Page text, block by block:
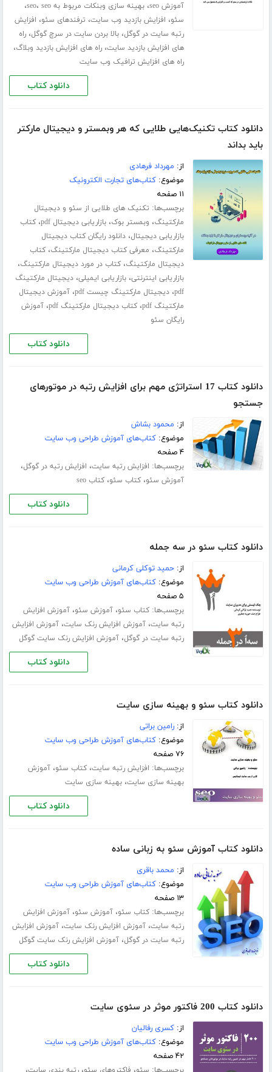
آموزش seo ،بهینه سازی وبنکات مربوط به seo ، seo ،
سئو، افزایش بازدید وب سایت، ترفندهای سئو، افزایش
رتبه سایت در گوگل،بالا بردن سایت در سرچ گوگل،راه
های افزایش بازدید سایت،راه های افزایش بازدید وبلاگ،
راه های افزایش ترافیک وب سایت
دانلود کتاب
دانلود کتاب تکنیک‌هایی طلایی که هر وبمستر و دیجیتال مارکتر
باید بداند
از: مهرداد فرهادی
موضوع:کتاب‌های تجارت الکترونیک
۱۱ صفحه
برچسب‌ها: تکنیک های طلایی از سئو و دیجیتال
مارکتینگ، وبمستر بوک،بازاریابی دیجیتال pdf ،کتاب
بازاریابی دیجیتال،دانلود رایگان کتاب دیجیتال
مارکتینگ، معرفی کتاب دیجیتال مارکتینگ،کتاب
دیجیتال مارکتینگ،کتاب در مورد دیجیتال مارکتینگ،
بازاریابی اینترنتی،بازاریابی ایمیلی،دیجیتال مارکتینگ
pdf،دیجیتال مارکتینگ چیست pdf ،آموزش دیجیتال
مارکتینگ pdf
،کتاب دیجیتال مارکتینگ pdf ،آموزش
رایگان سئو
دانلود کتاب
دانلود کتاب 17 استراتژی مهم برای افزایش رتبه در موتورهای
جستجو
از: محمود بشاش
موضوع:کتاب‌های آموزش طراحی وب سایت
۴ صفحه
برچسب‌ها: افزایش رتبه سایت، افزایش رتبه در گوگل،
آموزش سئو،کتاب سئو،کتاب seo
دانلود کتاب
دانلود کتاب سئو در سه جمله
از:حمید توکلی کرمانی
موضوع:کتاب‌های آموزش طراحی وب سایت
۵ صفحه
برچسب‌ها:کتاب سئو،آموزش سئو،آموزش افزایش
رتبه سایت،آموزش افزایش رنک سایت،آموزش افزایش
رتبه سایت در گوگل،آموزش افزایش رنک سایت گوگل
دانلود کتاب
دانلود کتاب سئو و بهینه سازی سایت
از:رامین براتی
موضوع:کتاب‌های آموزش طراحی وب سایت
۷۶ صفحه
برچسب‌ها: افزایش رتبه سایت،کتاب سئو،آموزش
بهینه سازی سایت،بهینه سازی سایت
دانلود کتاب
دانلود کتاب آموزش سئو به زبانی ساده
از: محمد باقری
موضوع:کتاب‌های آموزش طراحی وب سایت
۱۳ صفحه
برچسب‌ها:کتاب سئو،آموزش سئو،آموزش افزایش
رتبه سایت،آموزش افزایش رنک سایت،آموزش افزایش
رتبه سایت در گوگل،آموزش افزایش رنک سایت گوگل
دانلود کتاب
دانلود کتاب 200 فاکتور موثر در سئوی سایت
از:کسری رفالیان
موضوع:کتاب‌های آموزش طراحی وب سایت
۴۲ صفحه